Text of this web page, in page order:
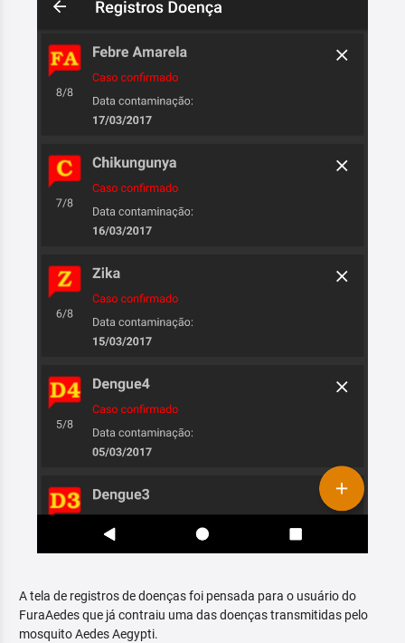
A tela de registros de doenças foi pensada para o usuário do
FuraAedes que já contraiu uma das doenças transmitidas pelo
mosquito Aedes Aegypti.